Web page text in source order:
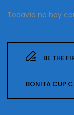
Todavía no hay
BE THE
BONITA CUP